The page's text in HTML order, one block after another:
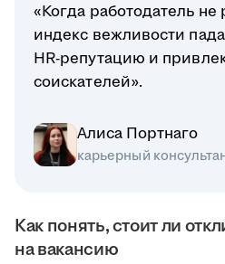
«Когда работодатель не
индекс вежливости
HR-репутацию и
соискателей».
Алиса Портнаго
карьерный
Как понять, стоит ли
на вакансию